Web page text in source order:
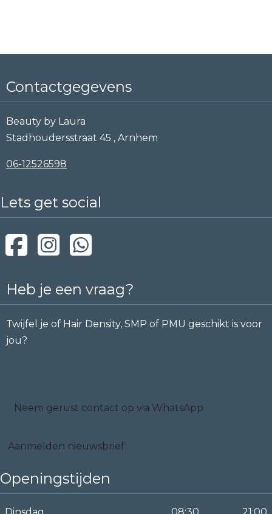
Contactgegevens
Beauty by Laura
Stadhoudersstraat 45 , Arnhem
06-12526598
Lets get social
Heb je een vraag?
Twijfel je of Hair Density, SMP of PMU geschikt is voor
jou?
Neem gerust contact op via WhatsApp
Aanmelden nieuwsbrief
Openingstijden